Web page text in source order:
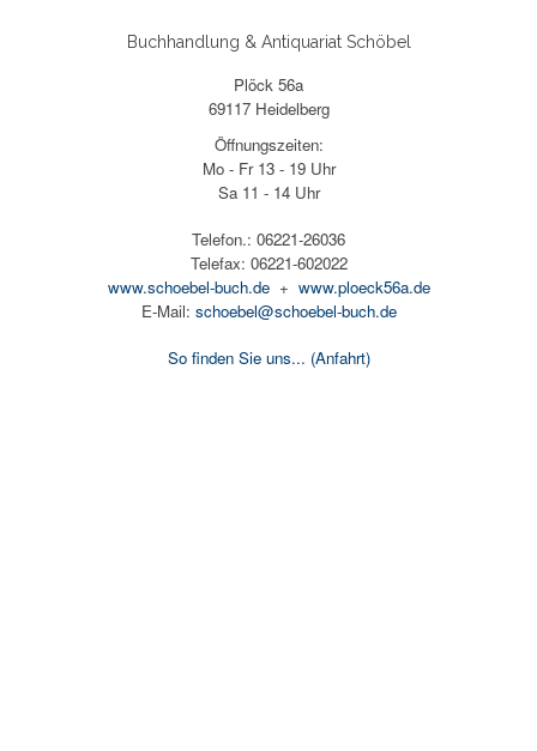
Buchhandlung & Antiquariat Schöbel
Plöck 56a
69117 Heidelberg
Öffnungszeiten:
Mo - Fr 13 - 19 Uhr
Sa 11 - 14 Uhr
Telefon.: 06221-26036
Telefax: 06221-602022
www.schoebel-buch.de+ www.ploeck56a.de
E-Mail: schoebel@schoebel-buch.de
So finden Sie uns... (Anfahrt)